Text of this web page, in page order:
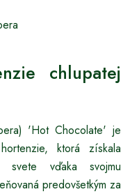
chlupatej
'Hot Chocolate' je
ktorá získala
svete vďaka svojmu
predovšetkým za